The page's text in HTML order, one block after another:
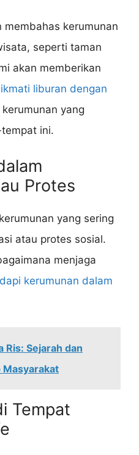
membahas kerumunan
seperti taman
akan memberikan
liburan dengan
yang
ini.
Protes
yang sering
atau protes sosial.
menjaga
kerumunan dalam
Ris: Sejarah dan
Masyarakat
Tempat